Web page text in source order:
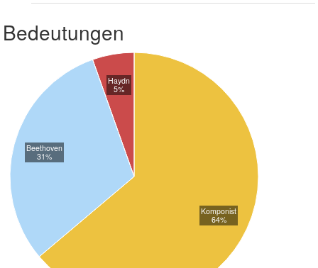
Bedeutungen
Komponist
64%
Beethoven
31%
Haydn
5%